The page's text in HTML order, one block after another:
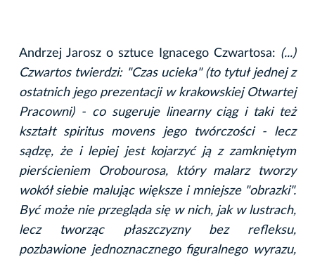
Andrzej Jarosz o sztuce Ignacego Czwartosa: (...)
Czwartos twierdzi: "Czas ucieka" (to tytuł jednej z
ostatnich jego prezentacji w krakowskiej Otwartej
Pracowni) - co sugeruje linearny ciąg i taki też
kształt spiritus movens jego twórczości - lecz
sądzę, że i lepiej jest kojarzyć ją z zamkniętym
pierścieniem Orobourosa, który malarz tworzy
wokół siebie malując większe i mniejsze "obrazki".
Być może nie przegląda się w nich, jak w lustrach,
lecz tworząc płaszczyzny bez refleksu,
pozbawione jednoznacznego figuralnego wyrazu,